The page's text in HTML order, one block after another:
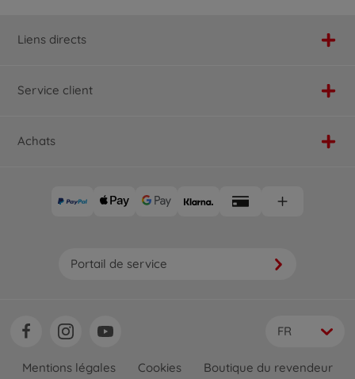
Liens directs
Service client
Achats
Portail de service
FR
Mentions légales Cookies Boutique du revendeur